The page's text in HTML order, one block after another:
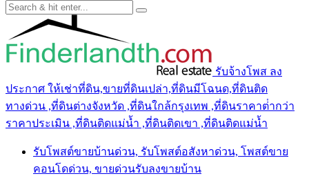
รับจ้างโพส ลง
ประกาศ ให้เช่าที่ดิน,ขายที่ดินเปล่า,ที่ดินมีโฉนด,ที่ดินติด
ทางด่วน ,ที่ดินต่างจังหวัด ,ที่ดินใกล้กรุงเทพ ,ที่ดินราคาต่ํากว่า
ราคาประเมิน ,ที่ดินติดแม่น้ำ ,ที่ดินติดเขา ,ที่ดินติดแม่น้ำ
รับโพสต์ขายบ้านด่วน, รับโพสต์อสังหาด่วน, โพสต์ขาย
คอนโดด่วน, ขายด่วนรับลงขายบ้าน